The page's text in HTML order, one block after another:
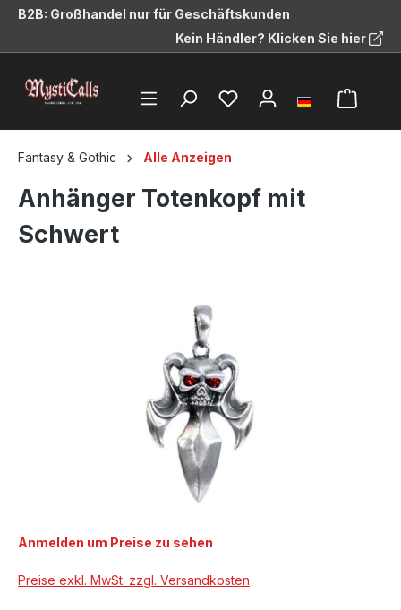
springen
B2B: Großhandel nur für Geschäftskunden
Kein Händler? Klicken Sie hier
Fantasy & Gothic Alle Anzeigen
Anhänger Totenkopf mit
Schwert
Anmelden um Preise zu sehen
Preise exkl. MwSt. zzgl. Versandkosten